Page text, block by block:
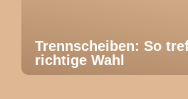
Trennscheiben: So
richtige Wahl